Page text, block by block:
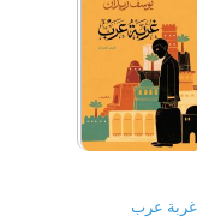
غربة عرب